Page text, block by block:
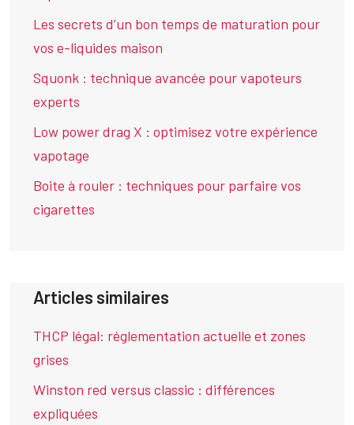
Les secrets d’un bon temps de maturation pour
vos e-liquides maison
Squonk : technique avancée pour vapoteurs
experts
Low power drag X : optimisez votre expérience
vapotage
Boite à rouler : techniques pour parfaire vos
cigarettes
Articles similaires
THCP légal: réglementation actuelle et zones
grises
Winston red versus classic : différences
expliquées